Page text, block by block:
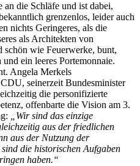
die Schläfe und ist dabei,
grenzenlos, leider auch
nichts Geringeres, als die
als Architekten von
schön wie Feuerwerke, bunt,
ein leeres Portemonnaie.
Angela Merkels
seinerzeit Bundesminister
die personifizierte
offenbarte die Vision am 3.
„Wir sind das einzige
aus der friedlichen
aus der Nutzung der
die historischen Aufgaben
haben.“